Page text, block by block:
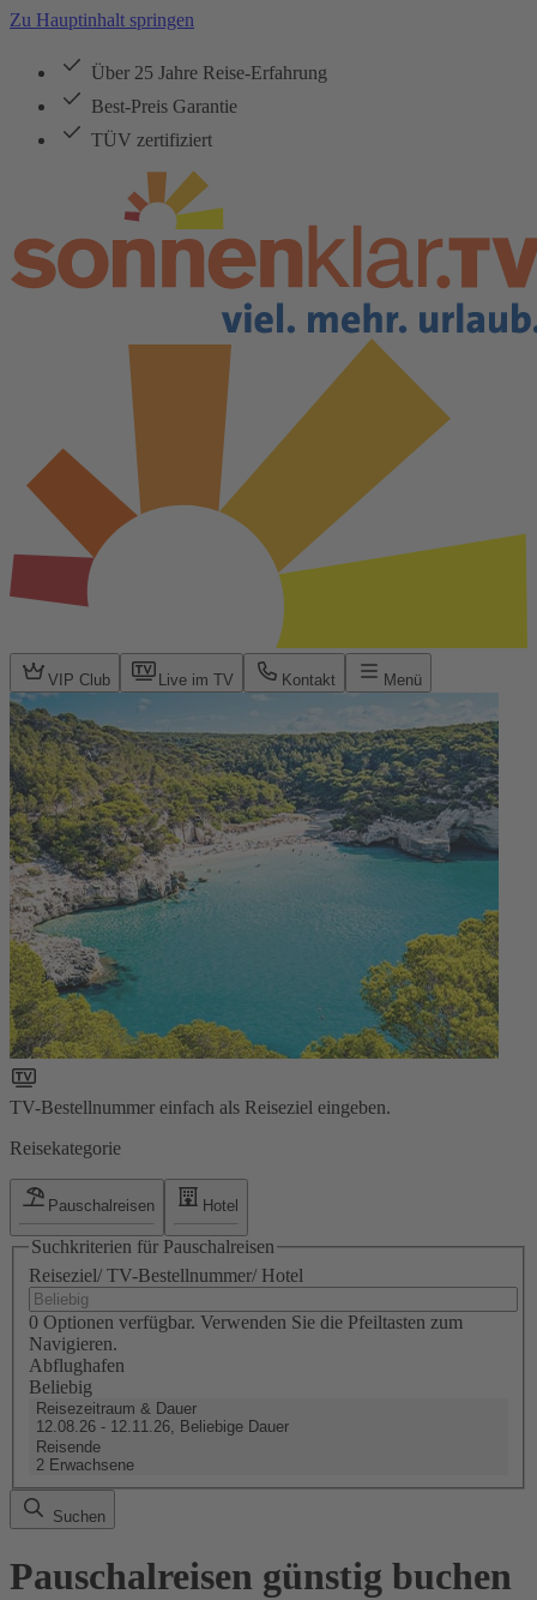
Zu Hauptinhalt springen
Über 25 Jahre Reise-Erfahrung
Best-Preis Garantie
TÜV zertifiziert
VIP Club Live im TV Kontakt Menü
TV-Bestellnummer einfach als Reiseziel eingeben.
Reisekategorie
Pauschalreisen Hotel
Suchkriterien für Pauschalreisen
Reiseziel/ TV-Bestellnummer/ Hotel
0 Optionen verfügbar. Verwenden Sie die Pfeiltasten zum
Navigieren.
Abflughafen
Beliebig
Reisezeitraum & Dauer
12.08.26 - 12.11.26, Beliebige Dauer
Reisende
2 Erwachsene
Suchen
Pauschalreisen günstig buchen